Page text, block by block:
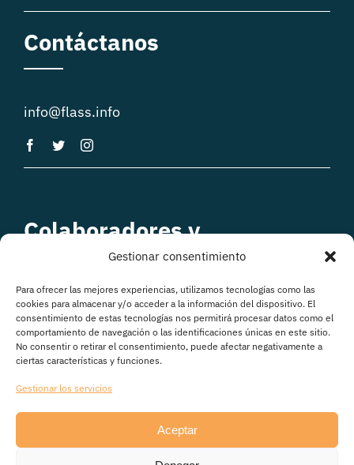
Gestionar consentimiento
Para ofrecer las mejores experiencias, utilizamos tecnologías como las
cookies para almacenar y/o acceder a la información del dispositivo. El
consentimiento de estas tecnologías nos permitirá procesar datos como el
comportamiento de navegación o las identificaciones únicas en este sitio.
No consentir o retirar el consentimiento, puede afectar negativamente a
ciertas características y funciones.
Gestionar los servicios
Aceptar
Contáctanos
info@flass.info
Colaboradores y
patrocinadores